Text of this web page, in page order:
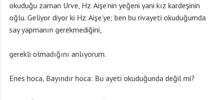
okuduğu zaman Urve, Hz. Aişe’nin yeğeni yani kız kardeşinin
oğlu. Geliyor diyor ki Hz. Aişe’ye; ben bu rivayeti okuduğumda
say yapmanın gerekmediğini,
gerekli olmadığını anlıyorum.
Enes hoca, Bayındır hoca: Bu ayeti okuduğunda değil mi?